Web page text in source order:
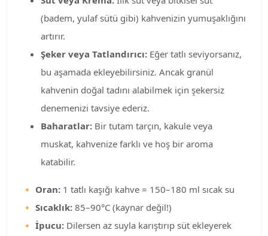
(badem, yulaf sütü gibi) kahvenizin yumuşaklığını
artırır.
Şeker veya Tatlandırıcı: Eğer tatlı seviyorsanız,
bu aşamada ekleyebilirsiniz. Ancak granül
kahvenin doğal tadını alabilmek için şekersiz
denemenizi tavsiye ederiz.
Baharatlar: Bir tutam tarçın, kakule veya
muskat, kahvenize farklı ve hoş bir aroma
katabilir.
🔸 Oran: 1 tatlı kaşığı kahve = 150–180 ml sıcak su
🔸 Sıcaklık: 85–90°C (kaynar değil!)
🔸 İpucu: Dilersen az suyla karıştırıp süt ekleyerek